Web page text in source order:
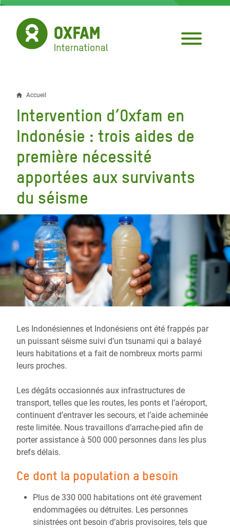
Aller
contenu
principal
Fil
d'Ariane
Accueil
Intervention d’Oxfam en
Indonésie : trois aides de
première nécessité
apportées aux survivants
du séisme
Les Indonésiennes et Indonésiens ont été frappés par
un puissant séisme suivi d’un tsunami qui a balayé
leurs habitations et a fait de nombreux morts parmi
leurs proches.
Les dégâts occasionnés aux infrastructures de
transport, telles que les routes, les ponts et l’aéroport,
continuent d’entraver les secours, et l’aide acheminée
reste limitée. Nous travaillons d’arrache-pied afin de
porter assistance à 500 000 personnes dans les plus
brefs délais.
Ce dont la population a besoin
Plus de 330 000 habitations ont été gravement
endommagées ou détruites. Les personnes
sinistrées ont besoin d’abris provisoires, tels que